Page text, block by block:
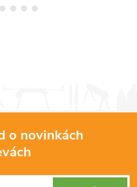
o novinkách